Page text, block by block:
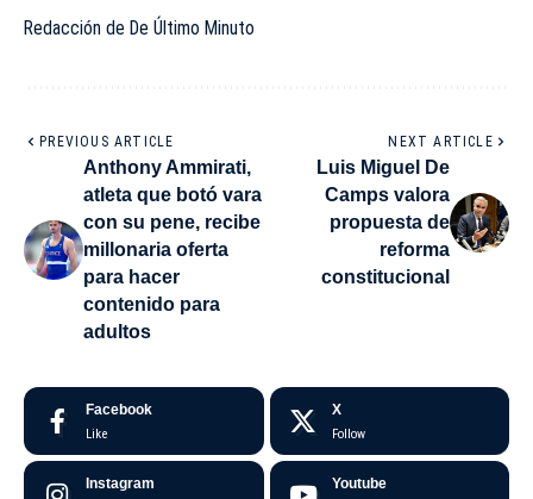
Redacción de De Último Minuto
PREVIOUS ARTICLE
Anthony Ammirati,
atleta que botó vara
con su pene, recibe
millonaria oferta
para hacer
contenido para
adultos
NEXT ARTICLE
Luis Miguel De
Camps valora
propuesta de
reforma
constitucional
Facebook
Like
X
Follow
Instagram Youtube